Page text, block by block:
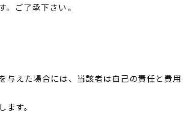
ご了承下さい。
えた場合には、当該者は自己の責任と費
す。